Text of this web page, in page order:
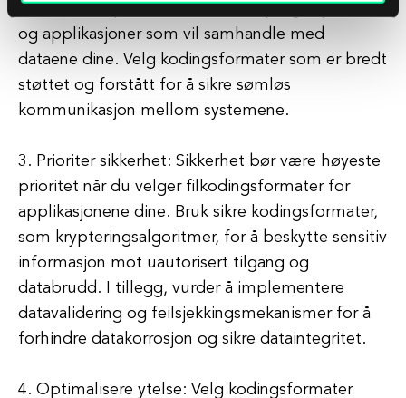
vurdere kompatibiliteten til forskjellige systemer
og applikasjoner som vil samhandle med
dataene dine. Velg kodingsformater som er bredt
støttet og forstått for å sikre sømløs
kommunikasjon mellom systemene.
3. Prioriter sikkerhet: Sikkerhet bør være høyeste
prioritet når du velger filkodingsformater for
applikasjonene dine. Bruk sikre kodingsformater,
som krypteringsalgoritmer, for å beskytte sensitiv
informasjon mot uautorisert tilgang og
databrudd. I tillegg, vurder å implementere
datavalidering og feilsjekkingsmekanismer for å
forhindre datakorrosjon og sikre dataintegritet.
4. Optimalisere ytelse: Velg kodingsformater